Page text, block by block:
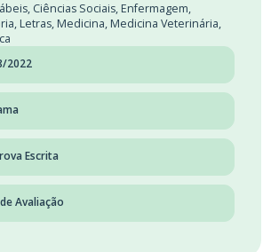
, Ciências Sociais, Enfermagem,
, Letras, Medicina, Medicina Veterinária,
2022
Escrita
Avaliação